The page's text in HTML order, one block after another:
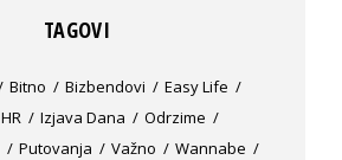
TAGOVI
Bitno Bizbendovi
Easy Life
HR Izjava Dana
Odrzime
Putovanja Važno
Wannabe